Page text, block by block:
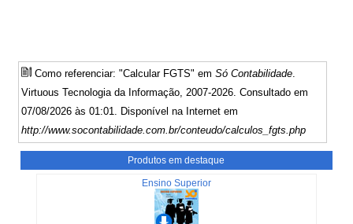
Como referenciar: "Calcular FGTS" emSó Contabilidade.
Virtuous Tecnologia da Informação, 2007-2026. Consultado em
07/08/2026 às 01:01. Disponível na Internet em
http://www.socontabilidade.com.br/conteudo/calculos_fgts.php
Produtos em destaque
Ensino Superior